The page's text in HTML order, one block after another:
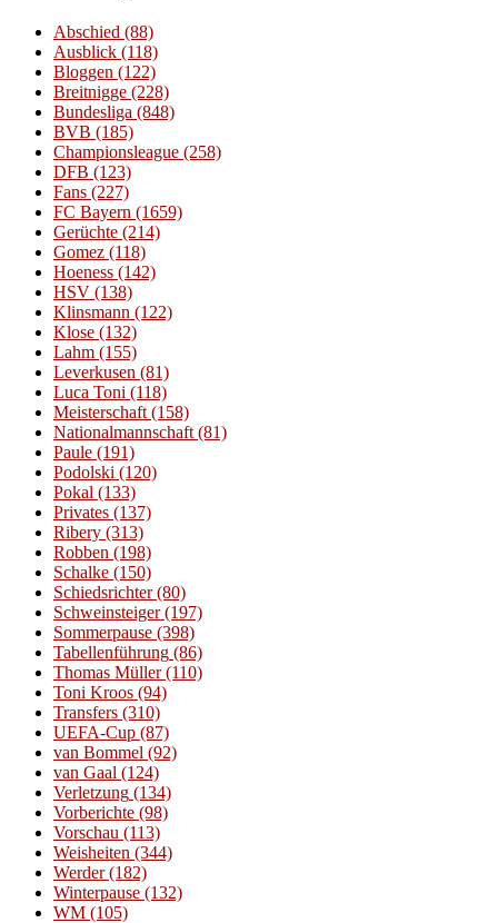
Abschied (88)
Ausblick (118)
Bloggen (122)
Breitnigge (228)
Bundesliga (848)
BVB (185)
Championsleague (258)
DFB (123)
Fans (227)
FC Bayern (1659)
Gerüchte (214)
Gomez (118)
Hoeness (142)
HSV (138)
Klinsmann (122)
Klose (132)
Lahm (155)
Leverkusen (81)
Luca Toni (118)
Meisterschaft (158)
Nationalmannschaft (81)
Paule (191)
Podolski (120)
Pokal (133)
Privates (137)
Ribery (313)
Robben (198)
Schalke (150)
Schiedsrichter(80)
Schweinsteiger(197)
Sommerpause (398)
Tabellenführung (86)
Thomas Müller(110)
Toni Kroos (94)
Transfers (310)
UEFA-Cup (87)
van Bommel (92)
van Gaal (124)
Verletzung (134)
Vorberichte (98)
Vorschau (113)
Weisheiten (344)
Werder(182)
Winterpause (132)
WM (105)